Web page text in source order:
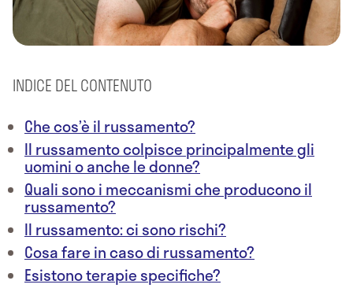
INDICE DEL CONTENUTO
Che cos’è il russamento?
Il russamento colpisce principalmente gli
uomini o anche le donne?
Quali sono i meccanismi che producono il
russamento?
Il russamento: ci sono rischi?
Cosa fare in caso di russamento?
Esistono terapie specifiche?